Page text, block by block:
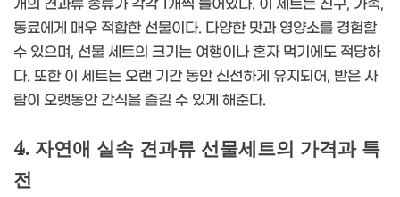
개의 견과류 종류가 각각 1개씩 들어있다. 이 세트는 친구, 가족,
동료에게 매우 적합한 선물이다. 다양한 맛과 영양소를 경험할
수 있으며, 선물 세트의 크기는 여행이나 혼자 먹기에도 적당하
다. 또한 이 세트는 오랜 기간 동안 신선하게 유지되어, 받은 사
람이 오랫동안 간식을 즐길 수 있게 해준다.
4. 자연애 실속 견과류 선물세트의 가격과 특
전